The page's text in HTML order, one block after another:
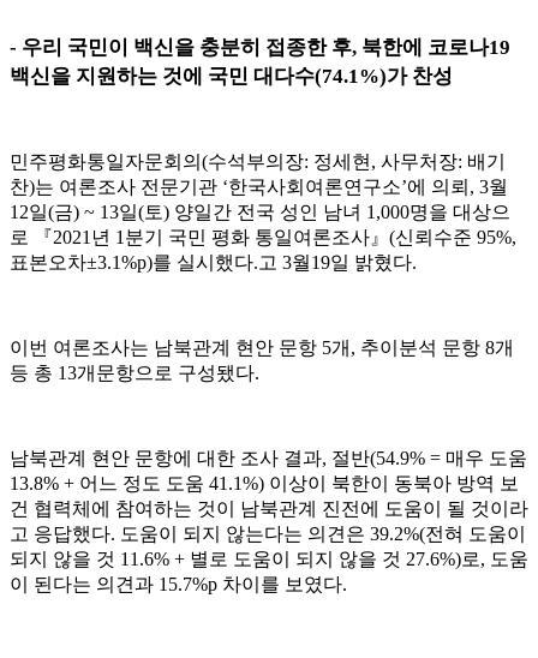
- 우리 국민이 백신을 충분히 접종한 후, 북한에 코로나19
백신을 지원하는 것에 국민 대다수(74.1%)가 찬성
민주평화통일자문회의 (수석부의장: 정세현 , 사무처장: 배기
찬)는 여론조사 전문기관 ‘한국사회여론연구소’에 의뢰 , 3월
12일(금) ~ 13일(토) 양일간 전국 성인 남녀 1,000명을 대상으
로
『2021 년 1 분기 국민 평화 통일여론조사 』 (신뢰수준 95%,
표본오차±3.1%p)를 실시했다.고 3월19일 밝혔다.
이번 여론조사는 남북관계 현안 문항 5개 , 추이분석 문항 8개
등 총 13개문항으로 구성됐다.
남북관계 현안 문항에 대한 조사 결과, 절반(54.9% = 매우 도움
13.8% + 어느 정도 도움 41.1%) 이상이 북한이 동북아 방역 보
건 협력체에 참여하는 것이 남북관계 진전에 도움이 될 것이라
고 응답했다. 도움이 되지 않는다는 의견은 39.2%(전혀 도움이
되지 않을 것 11.6% + 별로 도움이 되지 않을 것 27.6%)로, 도움
이 된다는 의견과 15.7%p 차이를 보였다.